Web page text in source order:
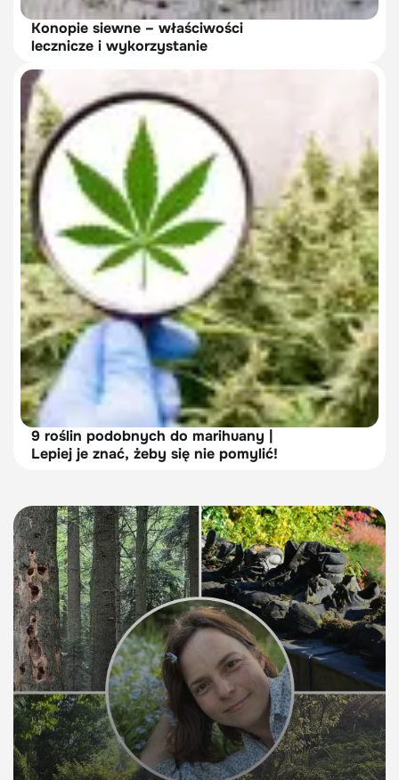
Konopie siewne – właściwości
lecznicze i wykorzystanie
9 roślin podobnych do marihuany |
Lepiej je znać, żeby się nie pomylić!